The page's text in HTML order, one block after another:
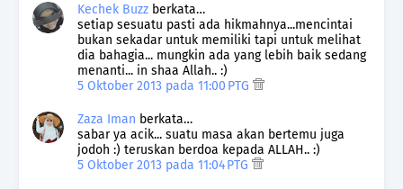
Kechek Buzz berkata…
setiap sesuatu pasti ada hikmahnya...mencintai
bukan sekadar untuk memiliki tapi untuk melihat
dia bahagia... mungkin ada yang lebih baik sedang
menanti... in shaa Allah.. :)
5 Oktober 2013 pada 11:00 PTG
Zaza Iman berkata…
sabar ya acik... suatu masa akan bertemu juga
jodoh :) teruskan berdoa kepada ALLAH.. :)
5 Oktober 2013 pada 11:04 PTG